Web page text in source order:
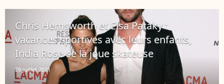
Chris Hemsworth et Elsa Pataky :
vacances sportives avec leurs enfants,
India Rose se la joue skateuse
29 juillet 2021